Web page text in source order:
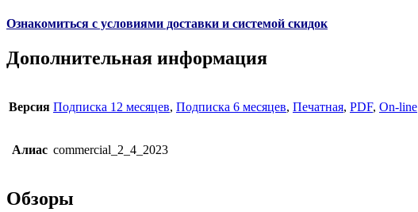
Ознакомиться с условиями доставки и системой скидок
Дополнительная информация
Версия Подписка 12 месяцев, Подписка 6 месяцев, Печатная, PDF, On-line
Алиас commercial_2_4_2023
Обзоры